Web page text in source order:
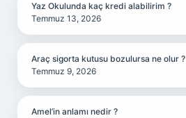
Yaz Okulunda kaç kredi alabilirim ?
Temmuz 13, 2026
Araç sigorta kutusu bozulursa ne olur ?
Temmuz 9, 2026
Amel’in anlamı nedir ?